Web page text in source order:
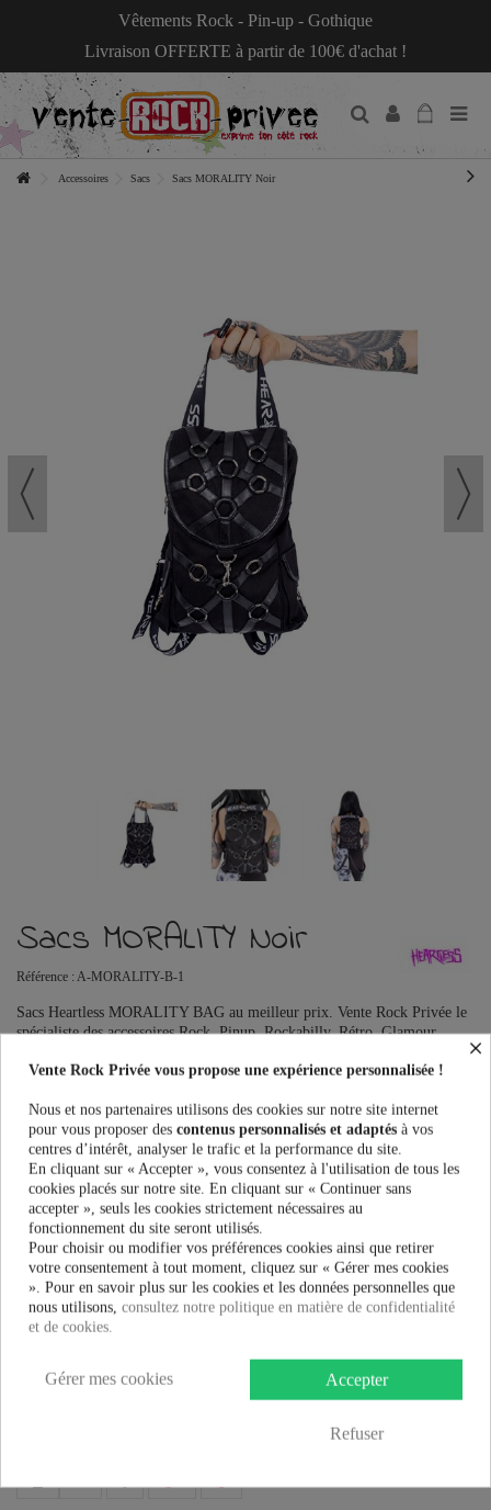
Vêtements Rock - Pin-up - Gothique
Livraison OFFERTE à partir de 100€ d'achat !
Accessoires Sacs Sacs MORALITY Noir
Sacs MORALITY Noir
Référence : A-MORALITY-B-1
Sacs Heartless MORALITY BAG au meilleur prix. Vente Rock Privée le
spécialiste des accessoires Rock, Pinup, Rockabilly, Rétro, Glamour,
PRÉVENEZ-MOI LORSQUE LE PRODUIT EST DISPONIBLE
Taille:
Couleur:
×
Vente Rock Privée vous propose une expérience personnalisée !
Nous et nos partenaires utilisons des cookies sur notre site internet
pour vous proposer des contenus personnalisés et adaptés à vos
centres d’intérêt, analyser le trafic et la performance du site.
En cliquant sur « Accepter », vous consentez à l'utilisation de tous les
cookies placés sur notre site. En cliquant sur « Continuer sans
accepter », seuls les cookies strictement nécessaires au
fonctionnement du site seront utilisés.
Pour choisir ou modifier vos préférences cookies ainsi que retirer
votre consentement à tout moment, cliquez sur « Gérer mes cookies
». Pour en savoir plus sur les cookies et les données personnelles que
nous utilisons, consultez notre politique en matière de confidentialité
et de cookies.
Accepter
Refuser
Gérer mes cookies